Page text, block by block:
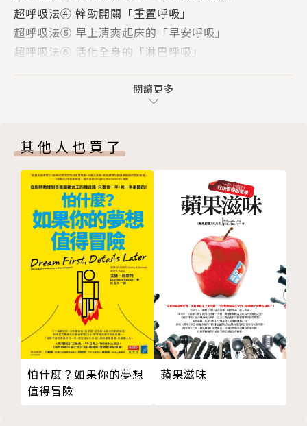
◇ 提升交感神經，激發幹勁──
集中專注力的「戰鬥模式呼吸」
重振精神的「重置呼吸」
在職場上我們思考、做決策、創意發想，都需要大腦高
度運作。為了支撐高強度的腦力活動，需要有源源不絕
的氧氣作為能量。但是現代社會中，因為長時間使用電
腦、手機導致駝背，再加上慢性壓力引發焦慮，於是呼
吸普遍變得又快又淺，大多數人都有「腦缺氧」的問
題。
日本前自由搏擊職業選手兼正念導師開發出「超呼吸
法」！正確的呼吸方法，除了可以引入大量氧氣，讓大
腦順利運作，呼吸也是人類唯一能主動控制自律神經的
手段。只要透過改變呼吸的長度、深度、節奏，就能改
變呼吸對身體的作用。
超呼吸法④ 幹勁開關「重置呼吸」
超呼吸法⑤ 早上清爽起床的「早安呼吸」
超呼吸法⑥ 活化全身的「淋巴呼吸」
超呼吸法⑧ 能夠沉沉入睡的「安眠呼吸」
超呼吸法⑨ 活化右腦的「創意呼吸」
呼吸」
容易大腦缺氧的現代社會
靠呼吸法照顧失調的自律神經
透過深長有規律的節奏控制呼吸
提升效果的七個重點
維持高品質呼吸最重要的「姿勢」
口呼吸是不好的呼吸習慣！從鼻子吸氣，嘴巴吐氣
血壓高、有重度憂鬱症狀的人需要注意的事項
第２章 實踐超呼吸法能夠解決各種煩惱
效果卓越，超呼吸法大顯身手的情景
Q1 不安或緊張的時候
Q2 在家辦公無法專注的時候
Q3 陷入自責情緒的時候
Q4 需要培養發想能力的時候
閱讀更多
其他人也買了
怕什麼？如果你的夢想
值得冒險
蘋果滋味